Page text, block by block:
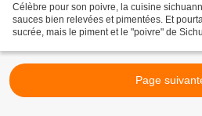
Célèbre pour son poivre, la cuisine
sauces bien relevées et pimentées. Et
sucrée, mais le piment et le "poivre" de
Page